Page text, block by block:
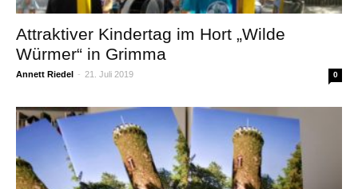
Attraktiver Kindertag im Hort „Wilde
Würmer“ in Grimma
Annett Riedel - 21. Juli 2019 0